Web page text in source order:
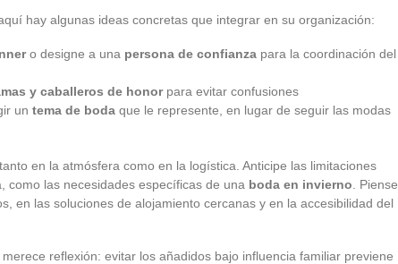
hay algunas ideas concretas que integrar en su organización:
o designe a una persona de confianza para la coordinación del
y caballeros de honorpara evitar confusiones
un tema de boda que le represente, en lugar de seguir las modas
en la atmósfera como en la logística. Anticipe las limitaciones
como las necesidades específicas de una boda en invierno . Piense
en las soluciones de alojamiento cercanas y en la accesibilidad del
reflexión: evitar los añadidos bajo influencia familiar previene